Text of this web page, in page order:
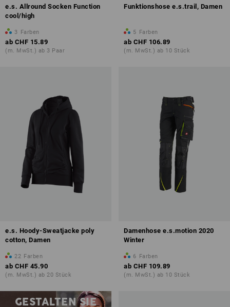
e.s. Allround Socken Function
cool/high
3 Farben
ab CHF 15.89
(m. MwSt.) ab 3 Paar
Funktionshose e.s.trail, Damen
5 Farben
ab CHF 106.89
(m. MwSt.) ab 10 Stück
e.s. Hoody-Sweatjacke poly
cotton, Damen
22 Farben
ab CHF 45.90
(m. MwSt.) ab 20 Stück
Damenhose e.s.motion 2020
Winter
6 Farben
ab CHF 109.89
(m. MwSt.) ab 10 Stück
GESTALTEN SIE